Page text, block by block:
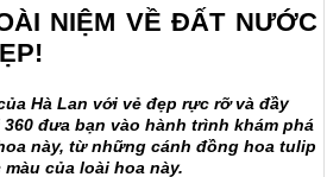
NIỆM VỀ ĐẤT NƯỚC
Hà Lan với vẻ đẹp rực rỡ và đầy
đưa bạn vào hành trình khám phá
này, từ những cánh đồng hoa tulip
của loài hoa này.